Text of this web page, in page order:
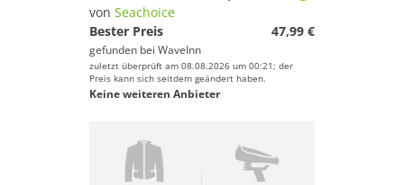
von Seachoice
Bester Preis
47,99 €
gefunden bei WaveInn
zuletzt überprüft am 08.08.2026 um 00:21; der
Preis kann sich seitdem geändert haben.
Keine weiteren Anbieter